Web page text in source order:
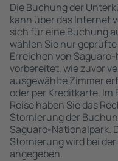
Die Buchung der
kann über das Internet
sich für eine Buchung
wählen Sie nur
Erreichen von
vorbereitet, wie zuvor
ausgewählte Zimmer
oder per Kreditkarte. Im
Reise haben Sie das
Stornierung der
Saguaro-Nationalpark.
Stornierung wird bei
angegeben.